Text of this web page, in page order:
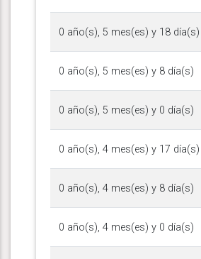
0 año(s), 5 mes(es) y 18 día(s)
0 año(s), 5 mes(es) y 8 día(s)
0 año(s), 5 mes(es) y 0 día(s)
0 año(s), 4 mes(es) y 17 día(s)
0 año(s), 4 mes(es) y 8 día(s)
0 año(s), 4 mes(es) y 0 día(s)